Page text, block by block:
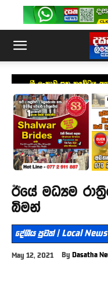
ශ්‍රී ලංකාව සහ කුවේටය
ඊයේ මධ්‍යම
බිමන්
දේශීය පුවත් | Local News
May 12, 2021 By Dasatha